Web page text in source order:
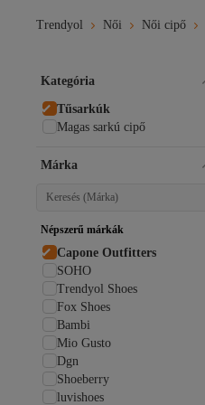
Trendyol Női Női cipő
Kategória
Tűsarkúk
Magas sarkú cipő
Márka
Népszerű márkák
Capone Outfitters
SOHO
Trendyol Shoes
Fox Shoes
Bambi
Mio Gusto
Dgn
Shoeberry
luvishoes